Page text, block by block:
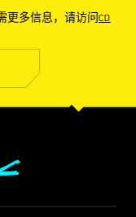
更多信息，请访问 CD